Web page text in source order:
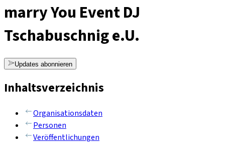
marry You Event DJ
Tschabuschnig e.U.
Updates abonnieren
Inhaltsverzeichnis
Organisationsdaten
Personen
Veröffentlichungen